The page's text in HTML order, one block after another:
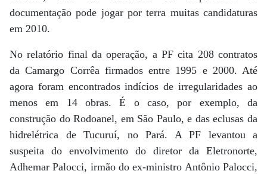
documentação pode jogar por terra muitas candidaturas
em 2010.
No relatório final da operação, a PF cita 208 contratos
da Camargo Corrêa firmados entre 1995 e 2000. Até
agora foram encontrados indícios de irregularidades ao
menos em 14 obras. É o caso, por exemplo, da
construção do Rodoanel, em São Paulo, e das eclusas da
hidrelétrica de Tucuruí, no Pará. A PF levantou a
suspeita do envolvimento do diretor da Eletronorte,
Adhemar Palocci, irmão do ex-ministro Antônio Palocci,